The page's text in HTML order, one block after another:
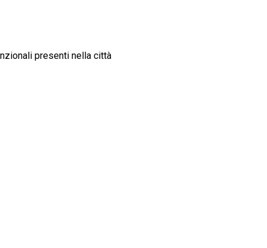
presenti nella città